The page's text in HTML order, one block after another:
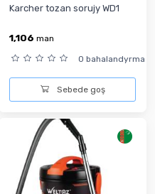
Karcher tozan sorujy WD1
1,106 man
0 bahalandyrma
Sebede goş